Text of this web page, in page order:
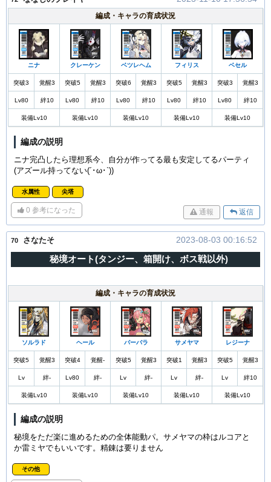
編成・キャラの育成状況
ニナ クレーケン ベツレヘム フィリス ベセル
突破3 覚醒3 突破5 覚醒3 突破6 覚醒3 突破5 覚醒3 突破3 覚醒3
Lv80 絆10 Lv80 絆10 Lv80 絆10 Lv80 絆10 Lv80 絆10
装備Lv10 装備Lv10 装備Lv10 装備Lv10 装備Lv10
編成の説明
ニナ完凸したら理想系今、自分が作ってる最も安定してるパーティ
(アズール持ってない(´･ω･`))
水属性 尖塔
0 参考になった 返信
通報
70 さなたそ 2023-08-03 00:16:52
秘境オート(タンジー、箱開け、ボス戦以外)
編成・キャラの育成状況
ソルラド ヘール バーバラ サメヤマ レジーナ
突破5 覚醒3 突破4 覚醒- 突破5 覚醒3 突破1 覚醒3 突破5 覚醒3
Lv 絆- Lv80 絆- Lv 絆- Lv 絆- Lv 絆10
装備Lv10 装備Lv10 装備Lv10 装備Lv10 装備Lv10
編成の説明
秘境をただ楽に進めるための全体能動パ。サメヤマの枠はルコアと
か雷ミヤでもいいです。精錬は要りません
その他